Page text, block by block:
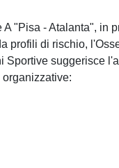
"Pisa - Atalanta", in
profili di rischio,
Sportive suggerisce